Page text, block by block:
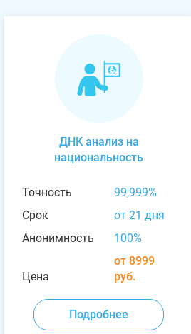
ДНК анализ на
национальность
Точность
99,999%
Срок
от 21 дня
Анонимность
100%
Цена
от 8999
руб.
Подробнее